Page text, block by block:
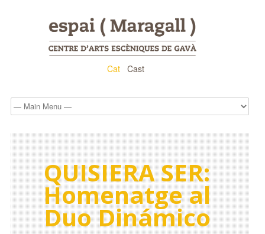
Cat Cast
QUISIERA SER:
Homenatge al
Duo Dinámico